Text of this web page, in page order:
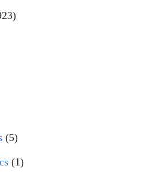
(5)
(1)